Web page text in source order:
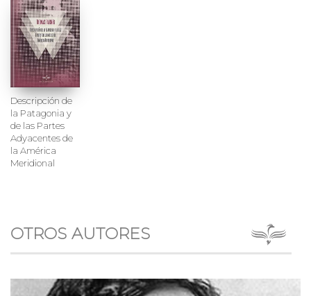
Descripción de
la Patagonia y
de las Partes
Adyacentes de
la América
Meridional
OTROS AUTORES